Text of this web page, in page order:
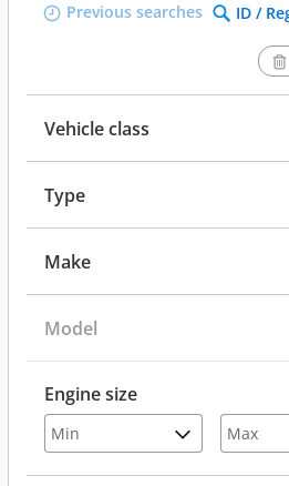
Previous searches ID /
Vehicle class
Type
Make
Model
Engine size